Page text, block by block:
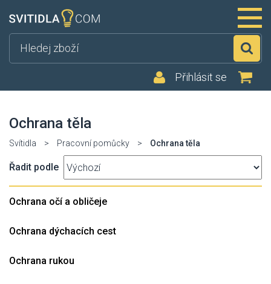
Přihlásit se
Ochrana těla
Svítidla > Pracovní pomůcky > Ochrana těla
Řadit podle
Ochrana očí a obličeje
Ochrana dýchacích cest
Ochrana rukou